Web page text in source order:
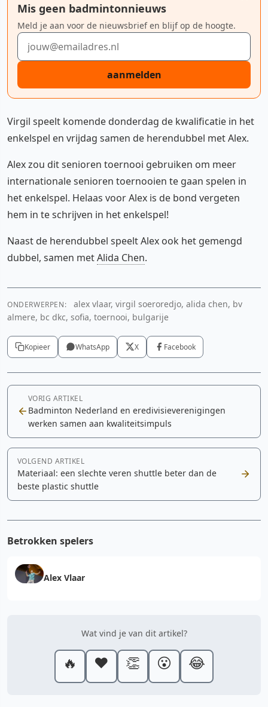
Mis geen badmintonnieuws
Meld je aan voor de nieuwsbrief en blijf op de hoogte.
E-mailadres
aanmelden
Virgil speelt komende donderdag de kwalificatie in het
enkelspel en vrijdag samen de herendubbel met Alex.
Alex zou dit senioren toernooi gebruiken om meer
internationale senioren toernooien te gaan spelen in
het enkelspel. Helaas voor Alex is de bond vergeten
hem in te schrijven in het enkelspel!
Naast de herendubbel speelt Alex ook het gemengd
dubbel, samen metAlida Chen.
ONDERWERPEN:
alex vlaar, virgil soeroredjo, alida chen, bv
almere, bc dkc, sofia, toernooi, bulgarije
Kopieer WhatsApp X Facebook
VORIG ARTIKEL
Badminton Nederland en eredivisieverenigingen
werken samen aan kwaliteitsimpuls
VOLGEND ARTIKEL
Materiaal: een slechte veren shuttle beter dan de
beste plastic shuttle
Betrokken spelers
Alex Vlaar
Wat vind je van dit artikel?
🔥 ❤️ 👏 😮 😂